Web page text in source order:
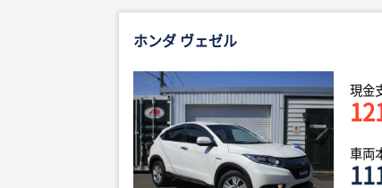
ホンダ ヴェゼル
現金
車両